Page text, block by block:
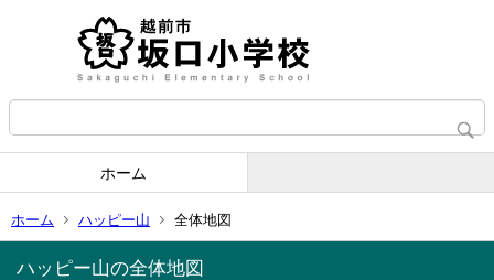
ホーム
ホーム ハッピー山 全体地図
ハッピー山の全体地図